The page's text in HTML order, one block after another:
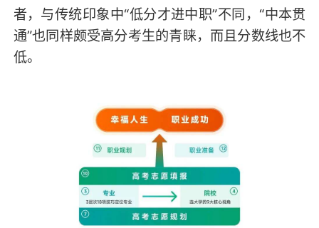
者，与传统印象中“低分才进中职”不同，“中本贯
通”也同样颇受高分考生的青睐，而且分数线也不
低。